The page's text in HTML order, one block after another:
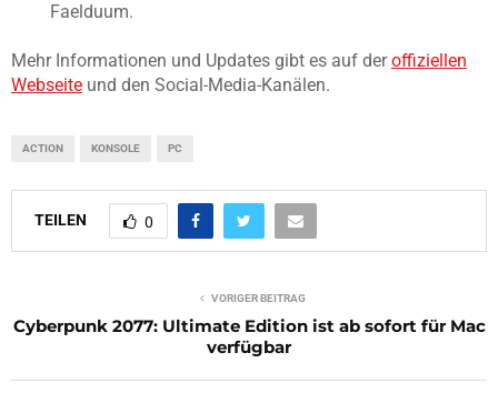
Faelduum.
Mehr Informationen und Updates gibt es auf deroffiziellen
Webseite und den Social-Media-Kanälen.
ACTION KONSOLE PC
TEILEN 0
VORIGER BEITRAG
Cyberpunk 2077: Ultimate Edition ist ab sofort für Mac
verfügbar